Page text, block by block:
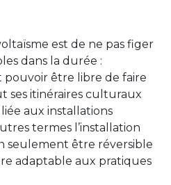
est de ne pas figer
dans la durée :
pouvoir être libre de faire
ses itinéraires culturaux
aux installations
termes l’installation
seulement être réversible
adaptable aux pratiques